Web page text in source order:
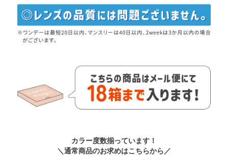
カラー度数揃っています！
＼通常商品のお求めはこちらから／